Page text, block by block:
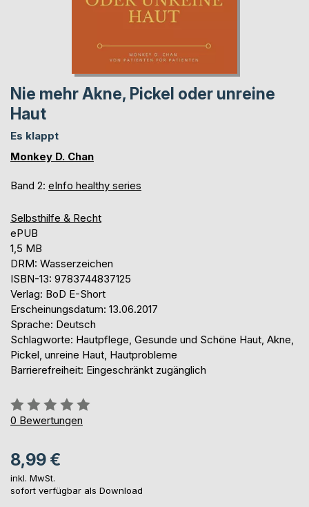
Nie mehr Akne, Pickel oder unreine
Haut
Es klappt
Monkey D. Chan
Band 2: eInfo healthy series
Selbsthilfe & Recht
ePUB
1,5 MB
DRM: Wasserzeichen
ISBN-13: 9783744837125
Verlag: BoD E-Short
Erscheinungsdatum: 13.06.2017
Sprache: Deutsch
Schlagworte: Hautpflege, Gesunde und Schöne Haut, Akne,
Pickel, unreine Haut, Hautprobleme
Barrierefreiheit: Eingeschränkt zugänglich
Bewertung::
0%
0 Bewertungen
8,99 €
inkl. MwSt.
sofort verfügbar als Download